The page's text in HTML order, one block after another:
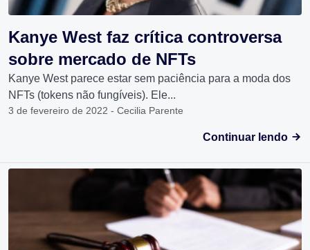
Kanye West faz crítica controversa
sobre mercado de NFTs
Kanye West parece estar sem paciência para a moda dos
NFTs (tokens não fungíveis). Ele...
3 de fevereiro de 2022 - Cecilia Parente
Continuar lendo